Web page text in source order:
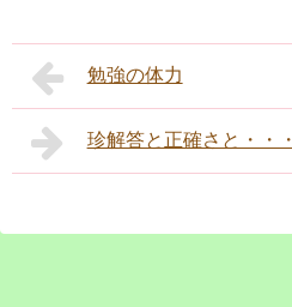
勉強の体力
珍解答と正確さと・・・